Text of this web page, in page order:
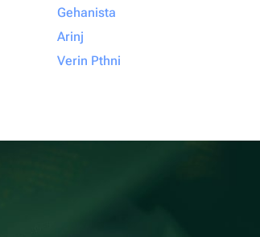
Gehanista
Arinj
Verin Pthni